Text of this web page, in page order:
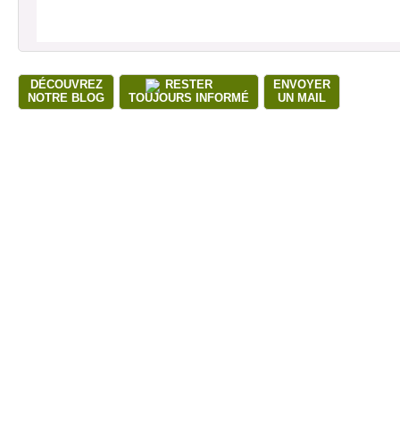
DÉCOUVREZ
NOTRE BLOG
RESTER
TOUJOURS INFORMÉ
ENVOYER
UN MAIL